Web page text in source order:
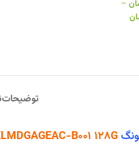
–
توضیحات
B001 128G